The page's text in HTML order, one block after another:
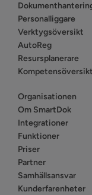
Personalliggare
Verktygsöversikt
AutoReg
Resursplanerare
Kompetensöversikt
Organisationen
Om SmartDok
Integrationer
Funktioner
Priser
Partner
Samhällsansvar
Kunderfarenheter